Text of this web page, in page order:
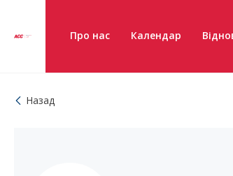
Про нас Календар
Назад